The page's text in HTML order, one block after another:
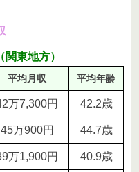
東地方）
平均月収 平均年齢
万7,300円 42.2歳
45万900円 44.7歳
万1,900円 40.9歳